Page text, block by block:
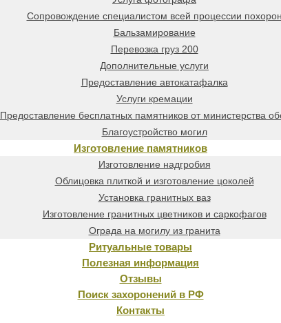
Сопровождение специалистом всей процессии похорон
Бальзамирование
Перевозка груз 200
Дополнительные услуги
Предоставление автокатафалка
Услуги кремации
Предоставление бесплатных памятников от министерства
Благоустройство могил
Изготовление памятников
Изготовление надгробия
Облицовка плиткой и изготовление цоколей
Установка гранитных ваз
Изготовление гранитных цветников и саркофагов
Ограда на могилу из гранита
Ритуальные товары
Полезная информация
Отзывы
Поиск захоронений в РФ
Контакты